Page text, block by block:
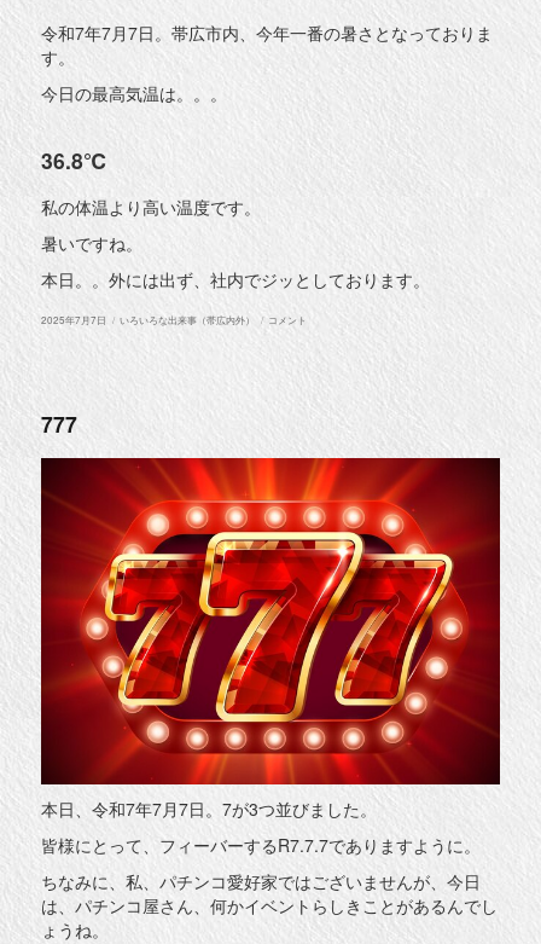
令和7年7月7日。帯広市内、今年一番の暑さとなっておりま
す。
今日の最高気温は。。。
36.8℃
私の体温より高い温度です。
暑いですね。
本日。。外には出ず、社内でジッとしております。
投
2025年7月7日
カ
いろいろな出来事（帯広内外）
777
コメント
777
本日、令和7年7月7日。7が3つ並びました。
皆様にとって、フィーバーするR7.7.7でありますように。
ちなみに、私、パチンコ愛好家ではございませんが、今日
は、パチンコ屋さん、何かイベントらしきことがあるんでし
ょうね。